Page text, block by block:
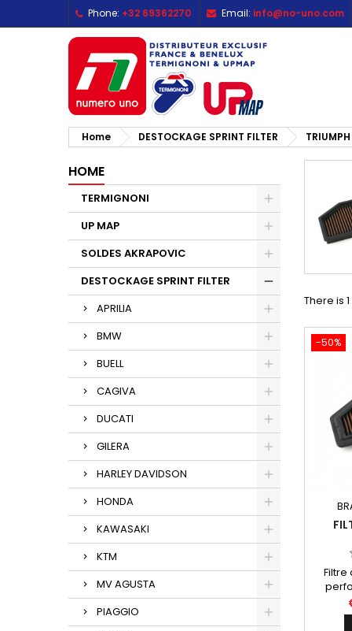
Phone: +32 69362270 Email: info@no-uno.com
Home DESTOCKAGE SPRINT FILTER TRIUMPH
HOME
TERMIGNONI
UP MAP
SOLDES AKRAPOVIC
DESTOCKAGE SPRINT FILTER
APRILIA
BMW
BUELL
CAGIVA
DUCATI
GILERA
HARLEY DAVIDSON
HONDA
KAWASAKI
KTM
MV AGUSTA
PIAGGIO
There is
-50%
Filtre